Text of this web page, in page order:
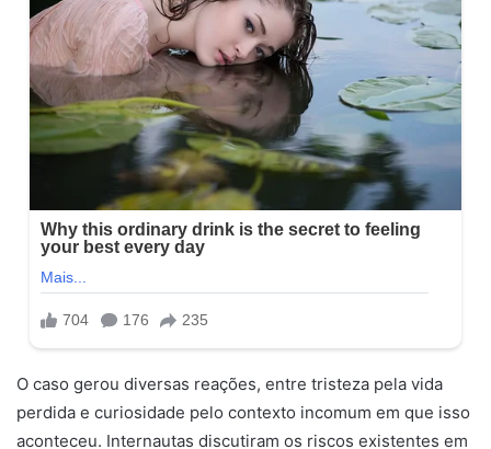
O caso gerou diversas reações, entre tristeza pela vida
perdida e curiosidade pelo contexto incomum em que isso
aconteceu. Internautas discutiram os riscos existentes em